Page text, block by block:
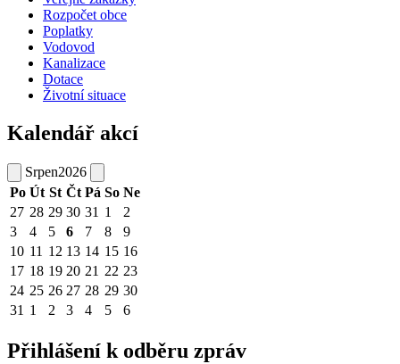
Rozpočet obce
Poplatky
Vodovod
Kanalizace
Dotace
Životní situace
Kalendář akcí
Srpen2026
Po Út St Čt Pá So Ne
27 28 29 30 31 1
2
3
4 5 6 7 8
9
10 11 12 13 14 15 16
17 18 19 20 21 22 23
24 25 26 27 28 29 30
31 1 2 3 4 5 6
Přihlášení k odběru zpráv